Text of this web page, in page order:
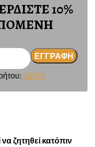
10%
GDPR
ζητηθεί κατόπιν